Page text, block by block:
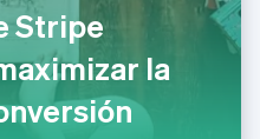
Stripe
la